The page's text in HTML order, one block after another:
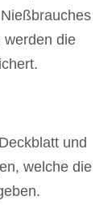
werden die
und
welche die